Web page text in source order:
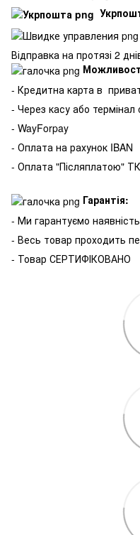
Відправка на протязі 2
- Кредитна карта в
- Через касу або
- WayForpay
- Оплата на рахунок IBAN
- Оплата "Післяплатою"
Гарантія:
- Ми гарантуємо
- Весь товар проходить
- Товар СЕРТИФІКОВАНО